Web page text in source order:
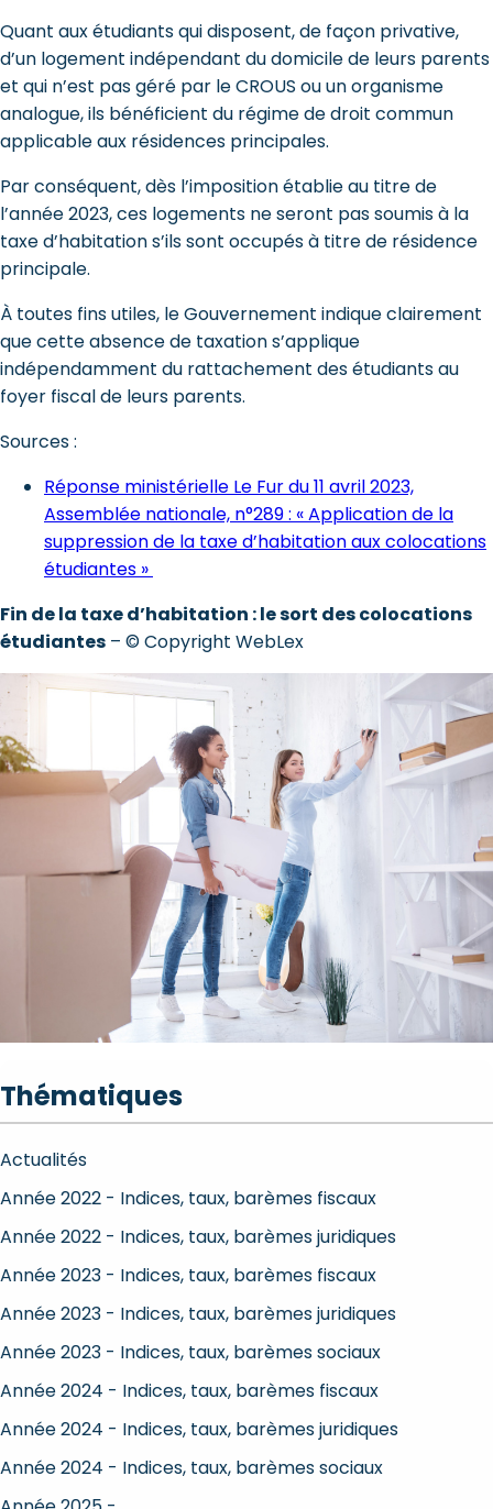
Quant aux étudiants qui disposent, de façon privative,
d’un logement indépendant du domicile de leurs parents
et qui n’est pas géré par le CROUS ou un organisme
analogue, ils bénéficient du régime de droit commun
applicable aux résidences principales.
Par conséquent, dès l’imposition établie au titre de
l’année 2023, ces logements ne seront pas soumis à la
taxe d’habitation s’ils sont occupés à titre de résidence
principale.
À toutes fins utiles, le Gouvernement indique clairement
que cette absence de taxation s’applique
indépendamment du rattachement des étudiants au
foyer fiscal de leurs parents.
Sources :
Réponse ministérielle Le Fur du 11 avril 2023,
Assemblée nationale, n°289 : « Application de la
suppression de la taxe d’habitation aux colocations
étudiantes »
Fin de la taxe d’habitation : le sort des colocations
étudiantes – © Copyright WebLex
Thématiques
Actualités
Année 2022 - Indices, taux, barèmes fiscaux
Année 2022 - Indices, taux, barèmes juridiques
Année 2023 - Indices, taux, barèmes fiscaux
Année 2023 - Indices, taux, barèmes juridiques
Année 2023 - Indices, taux, barèmes sociaux
Année 2024 - Indices, taux, barèmes fiscaux
Année 2024 - Indices, taux, barèmes juridiques
Année 2024 - Indices, taux, barèmes sociaux